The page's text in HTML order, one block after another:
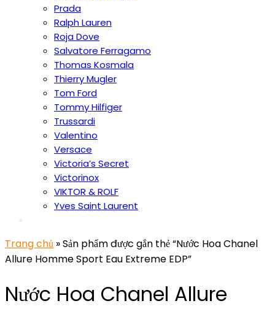
Prada
Ralph Lauren
Roja Dove
Salvatore Ferragamo
Thomas Kosmala
Thierry Mugler
Tom Ford
Tommy Hilfiger
Trussardi
Valentino
Versace
Victoria’s Secret
Victorinox
VIKTOR & ROLF
Yves Saint Laurent
Trang chủ » Sản phẩm được gắn thẻ “Nước Hoa Chanel
Allure Homme Sport Eau Extreme EDP”
Nước Hoa Chanel Allure